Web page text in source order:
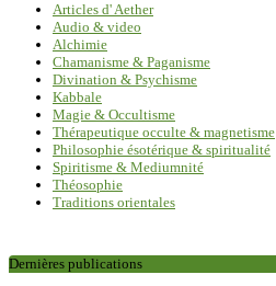
Articles d' Aether
Audio & video
Alchimie
Chamanisme & Paganisme
Divination & Psychisme
Kabbale
Magie & Occultisme
Thérapeutique occulte & magnetisme
Philosophie ésotérique & spiritualité
Spiritisme & Mediumnité
Théosophie
Traditions orientales
Dernières publications